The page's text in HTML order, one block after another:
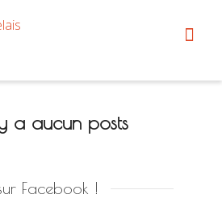
a aucun posts
Facebook !